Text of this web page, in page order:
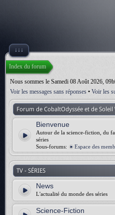
↓↓↓
Index du forum
Nous sommes le Samedi 08 Août 2026,
Voir les messages sans réponses • Voir les
Forum de CobaltOdyssée et de Soleil
Bienvenue
Autour de la science-fiction, du
séries
Sous-forums:
Espace des
TV - SÉRIES
News
L'actualité du monde des séries
Science-Fiction